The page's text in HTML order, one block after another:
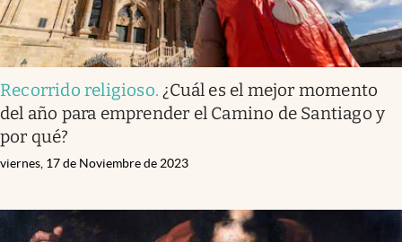
Recorrido religioso. ¿Cuál es el mejor momento
del año para emprender el Camino de Santiago y
por qué?
viernes, 17 de Noviembre de 2023